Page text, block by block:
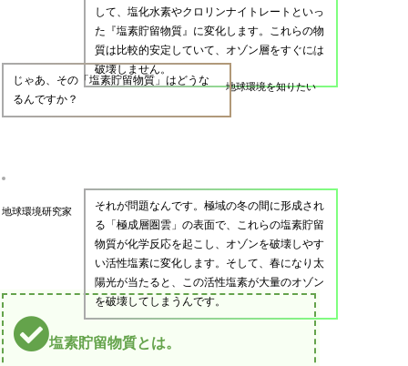
して、塩化水素やクロリンナイトレートといっ
た『塩素貯留物質』に変化します。これらの物
質は比較的安定していて、オゾン層をすぐには
破壊しません。
地球環境を知りたい
じゃあ、その「塩素貯留物質」はどうな
るんですか？
地球環境研究家
それが問題なんです。極域の冬の間に形成され
る「極成層圏雲」の表面で、これらの塩素貯留
物質が化学反応を起こし、オゾンを破壊しやす
い活性塩素に変化します。そして、春になり太
陽光が当たると、この活性塩素が大量のオゾン
を破壊してしまうんです。
塩素貯留物質とは。